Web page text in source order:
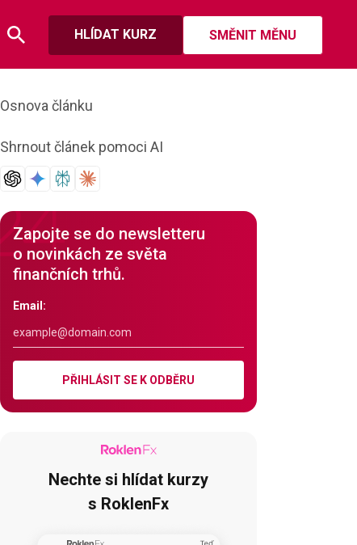
HLÍDAT KURZ SMĚNIT MĚNU
Osnova článku
Shrnout článek pomoci AI
Zapojte se do newsletteru
o novinkách ze světa
finančních trhů.
Email:
PŘIHLÁSIT SE K ODBĚRU
Nechte si hlídat kurzy
s RoklenFx